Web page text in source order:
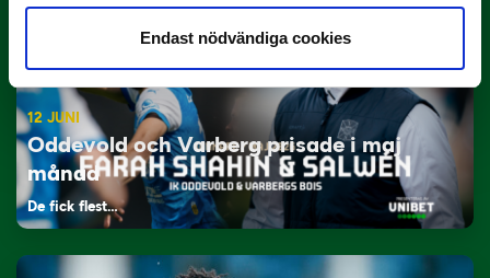
Endast nödvändiga cookies
12 JUNI
Oddevold och Varberg prisade i maj
månad
De fick flest…